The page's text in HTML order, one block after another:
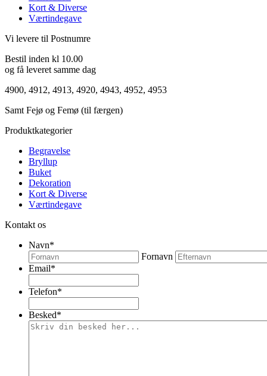
Kort & Diverse
Værtindegave
Vi levere til Postnumre
Bestil inden kl 10.00
og få leveret samme dag
4900, 4912, 4913, 4920, 4943, 4952, 4953
Samt Fejø og Femø (til færgen)
Produktkategorier
Begravelse
Bryllup
Buket
Dekoration
Kort & Diverse
Værtindegave
Kontakt os
Navn*
Fornavn
Email*
Telefon*
Besked*